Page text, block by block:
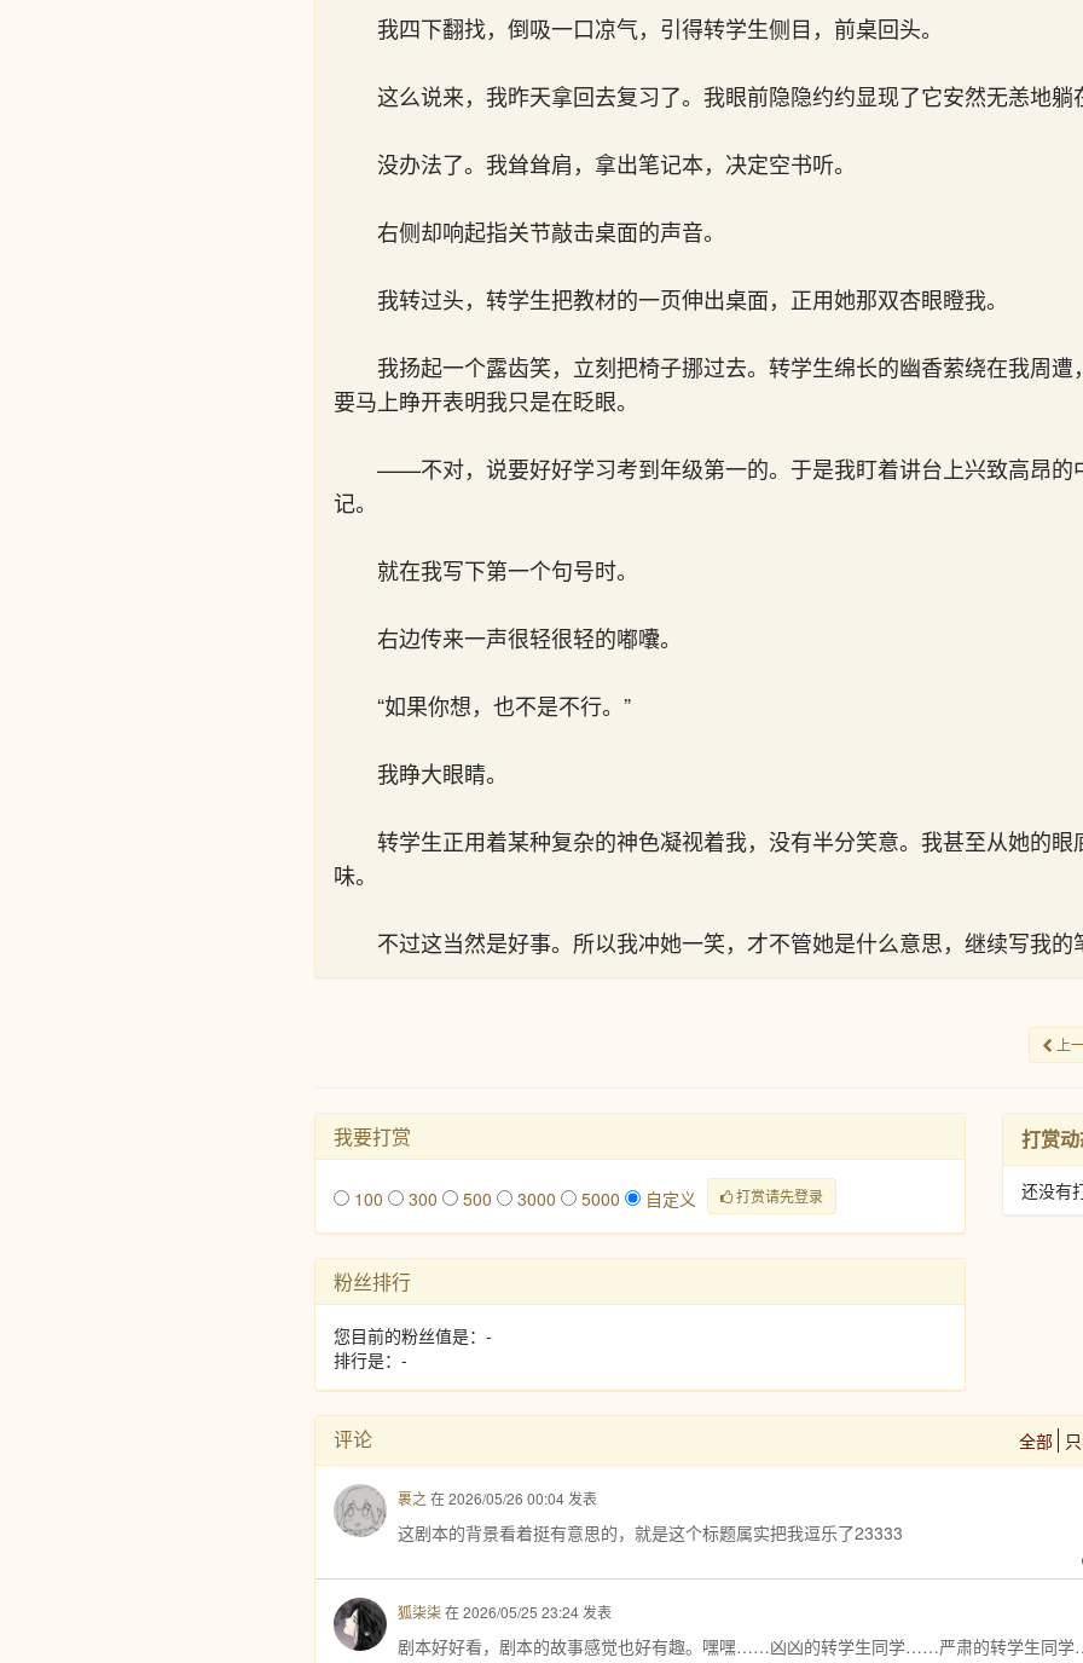
我四下翻找，倒吸一口凉气，引得转学生侧目，前桌回头。
这么说来，我昨天拿回去复习了。我眼前隐隐约约显现了它安然无恙地躺
没办法了。我耸耸肩，拿出笔记本，决定空书听。
右侧却响起指关节敲击桌面的声音。
我转过头，转学生把教材的一页伸出桌面，正用她那双杏眼瞪我。
我扬起一个露齿笑，立刻把椅子挪过去。转学生绵长的幽香萦绕在我周
要马上睁开表明我只是在眨眼。
——不对，说要好好学习考到年级第一的。于是我盯着讲台上兴致高昂的
记。
就在我写下第一个句号时。
右边传来一声很轻很轻的嘟囔。
“如果你想，也不是不行。”
我睁大眼睛。
转学生正用着某种复杂的神色凝视着我，没有半分笑意。我甚至从她的眼
味。
不过这当然是好事。所以我冲她一笑，才不管她是什么意思，继续写我的
上
我要打赏
100 300 500 3000 5000 自定义 打赏请先登录
粉丝排行
您目前的粉丝值是：-
排行是：-
打赏
还没有
评论 全部
裹之 在 2026/05/26 00:04 发表
这剧本的背景看着挺有意思的，就是这个标题属实把我逗乐了23333
狐柒柒在 2026/05/25 23:24 发表
剧本好好看，剧本的故事感觉也好有趣。嘿嘿……凶凶的转学生同学……严肃的转学生同